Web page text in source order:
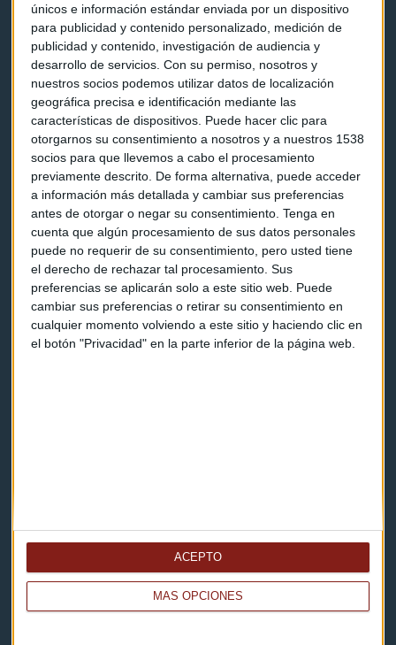
únicos e información estándar enviada por un dispositivo
para publicidad y contenido personalizado, medición de
publicidad y contenido, investigación de audiencia y
desarrollo de servicios. Con su permiso, nosotros y
nuestros socios podemos utilizar datos de localización
geográfica precisa e identificación mediante las
características de dispositivos. Puede hacer clic para
otorgarnos su consentimiento a nosotros y a nuestros 1538
socios para que llevemos a cabo el procesamiento
previamente descrito. De forma alternativa, puede acceder
a información más detallada y cambiar sus preferencias
antes de otorgar o negar su consentimiento. Tenga en
cuenta que algún procesamiento de sus datos personales
puede no requerir de su consentimiento, pero usted tiene
el derecho de rechazar tal procesamiento. Sus
preferencias se aplicarán solo a este sitio web. Puede
cambiar sus preferencias o retirar su consentimiento en
cualquier momento volviendo a este sitio y haciendo clic en
el botón "Privacidad" en la parte inferior de la página web.
MÁS OPCIONES
ACEPTO
Capital Radio
Noticias
Eventos
Consultorios
Programas y podcasts
Contacto & Legal
Contacto
Cómo escucharnos
Política de privacidad